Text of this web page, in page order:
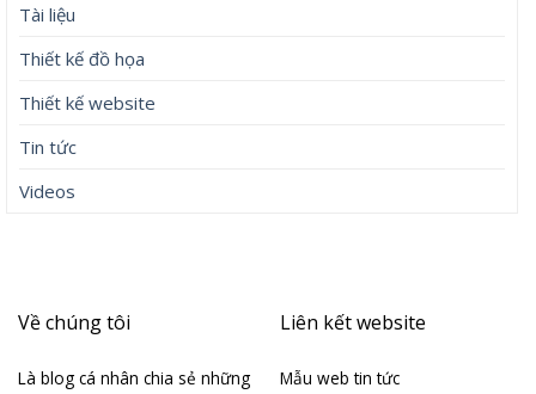
Tài liệu
Thiết kế đồ họa
Thiết kế website
Tin tức
Videos
Về chúng tôi
Là blog cá nhân chia sẻ những
Liên kết website
Mẫu web tin tức